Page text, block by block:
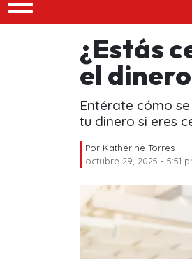
¿Estás
el
Entérate cómo
tu dinero si eres
Por Katherine Torres
octubre 29, 2025 - 5:51